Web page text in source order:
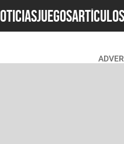
JUEGOSARTÍCULOS